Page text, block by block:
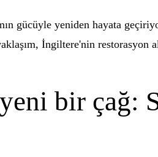
gücüyle yeniden hayata
İngiltere'nin restorasyon
yeni bir